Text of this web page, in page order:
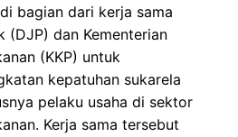
bagian dari kerja sama
(DJP) dan Kementerian
(KKP) untuk
kepatuhan sukarela
pelaku usaha di sektor
Kerja sama tersebut